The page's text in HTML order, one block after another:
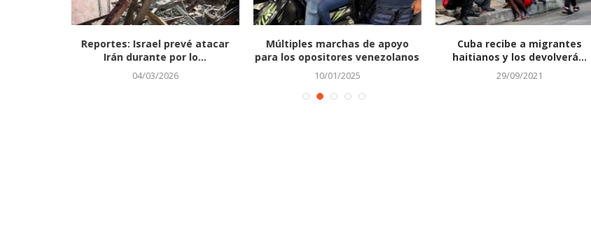
Reportes: Israel prevé atacar
Irán durante por lo...
04/03/2026
Múltiples marchas de apoyo
para los opositores venezolanos
10/01/2025
Cuba recibe a migrantes
haitianos y los devolverá...
29/09/2021